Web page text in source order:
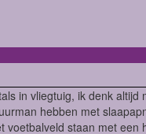
in vliegtuig, ik denk altijd
hebben met
staan met